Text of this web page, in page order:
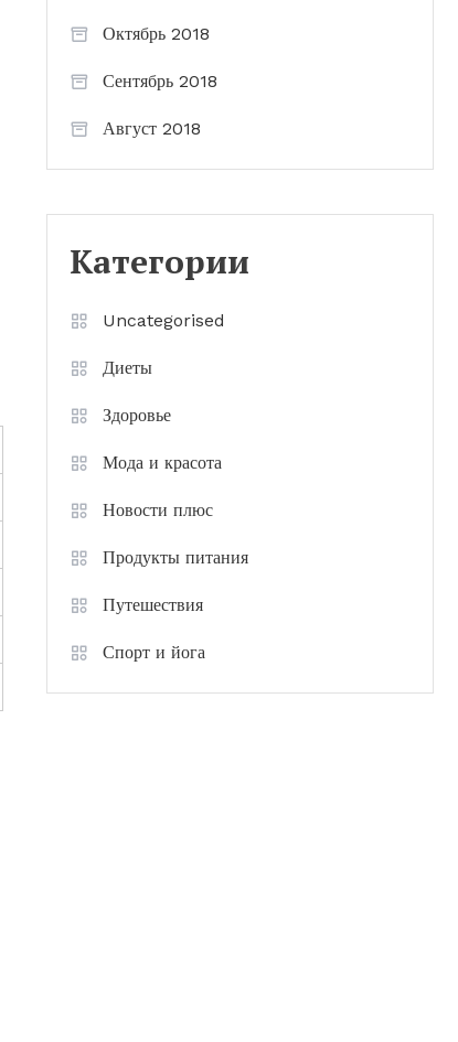
Октябрь 2018
Сентябрь 2018
Август 2018
Категории
Uncategorised
Диеты
Здоровье
Мода и красота
Новости плюс
Продукты питания
Путешествия
Спорт и йога